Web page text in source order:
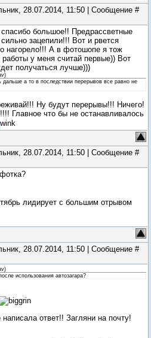
28.07.2014, 11:50 | Сообщение #
спасибо большое!! Предрассветные
зацепили!!! Вот и рвется
нагорело!!! А в фотошопе я тож
работы у меня считай первые)) Вот
получаться лучше)))
)
дальше а то в последствии перерывов все равно не
Ну будут перерывы!!! Ничего!
Главное что бы не останавливалось
28.07.2014, 11:50 | Сообщение #
лидирует с большим отрывом
28.07.2014, 11:50 | Сообщение #
)
использования автозагара?
ответ!! Загляни на почту!